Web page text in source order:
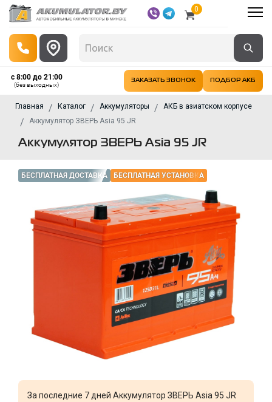
0
с 8:00 до 21:00
(без выходных)
ЗАКАЗАТЬ ЗВОНОК ПОДБОР АКБ
Главная Каталог Аккумуляторы
АКБ в азиатском корпусе
Аккумулятор ЗВЕРЬ Asia 95 JR
Аккумулятор ЗВЕРЬ Asia 95 JR
БЕСПЛАТНАЯ ДОСТАВКА БЕСПЛАТНАЯ УСТАНОВКА
За последние 7 дней Аккумулятор ЗВЕРЬ Asia 95 JR